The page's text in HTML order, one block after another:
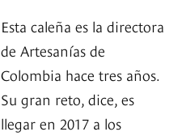
Esta caleña es la directora
de Artesanías de
Colombia hace tres años.
Su gran reto, dice, es
llegar en 2017 a los